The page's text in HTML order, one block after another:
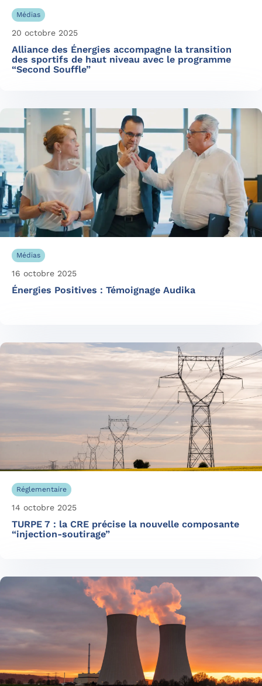
Médias
20 octobre 2025
Alliance des Énergies accompagne la transition
des sportifs de haut niveau avec le programme
“Second Souffle”
Médias
16 octobre 2025
Énergies Positives : Témoignage Audika
Réglementaire
14 octobre 2025
TURPE 7 : la CRE précise la nouvelle composante
“injection-soutirage”